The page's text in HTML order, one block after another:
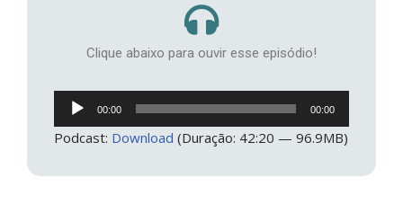
Clique abaixo para ouvir esse episódio!
Tocador
áudio
00:00 00:00
Podcast: Download (Duração: 42:20 — 96.9MB)